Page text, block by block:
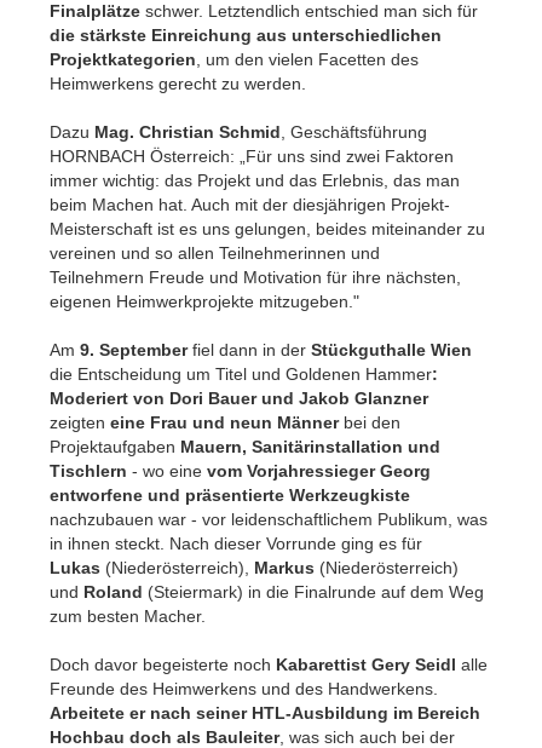
Finalplätze schwer. Letztendlich entschied man sich für
die stärkste Einreichung aus unterschiedlichen
Projektkategorien , um den vielen Facetten des
Heimwerkens gerecht zu werden.
Dazu Mag. Christian Schmid , Geschäftsführung
HORNBACH Österreich: „Für uns sind zwei Faktoren
immer wichtig: das Projekt und das Erlebnis, das man
beim Machen hat. Auch mit der diesjährigen Projekt-
Meisterschaft ist es uns gelungen, beides miteinander zu
vereinen und so allen Teilnehmerinnen und
Teilnehmern Freude und Motivation für ihre nächsten,
eigenen Heimwerkprojekte mitzugeben."
Am 9. Septemberfiel dann in der Stückguthalle Wien
die Entscheidung um Titel und Goldenen Hammer:
Moderiert von Dori Bauer und Jakob Glanzner
zeigten eine Frau und neun Männer bei den
Projektaufgaben Mauern, Sanitärinstallation und
Tischlern - wo eine vom Vorjahressieger Georg
entworfene und präsentierte Werkzeugkiste
nachzubauen war - vor leidenschaftlichem Publikum, was
in ihnen steckt. Nach dieser Vorrunde ging es für
Lukas (Niederösterreich), Markus (Niederösterreich)
und Roland (Steiermark) in die Finalrunde auf dem Weg
zum besten Macher.
Doch davor begeisterte noch Kabarettist Gery Seidl alle
Freunde des Heimwerkens und des Handwerkens.
Arbeitete er nach seiner HTL-Ausbildung im Bereich
Hochbau doch als Bauleiter, was sich auch bei der